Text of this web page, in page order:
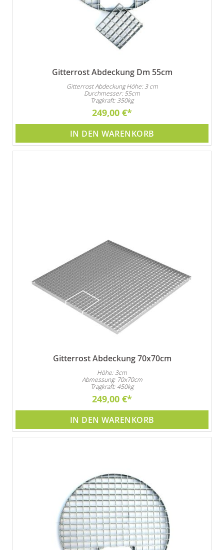
Gitterrost Abdeckung Dm 55cm
Gitterrost Abdeckung Höhe: 3 cm
Durchmesser: 55cm
Tragkraft: 350kg
249,00 €
IN DEN WARENKORB
Gitterrost Abdeckung 70x70cm
Höhe: 3cm
Abmessung: 70x70cm
Tragkraft: 450kg
249,00 €
IN DEN WARENKORB